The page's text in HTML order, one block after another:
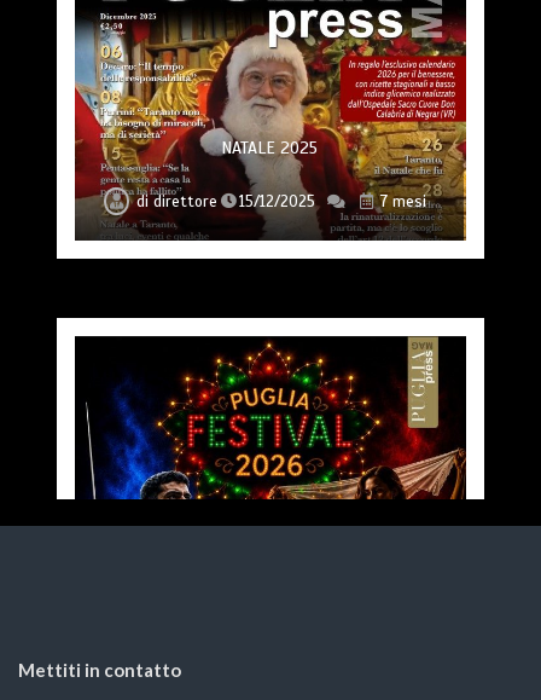
NATALE 2025
didirettore 15/12/2025 7 mesi
Mettiti in contatto